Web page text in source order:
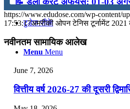
टुडेज जीके
Menu Menu
July 31, 2026
📝 डेली करेंट अफेयर्स: 28-31
July 28, 2026
📝 डेली करेंट अफेयर्स: 25-27
July 25, 2026
https://www.edudose.com/wp-content/
17:53:17अमरीकी ओपन टेनिस टूर्नामेंट 2021
नवीनतम सामायिक आलेख
June 7, 2026
वित्तीय वर्ष 2026-27 की दूसरी